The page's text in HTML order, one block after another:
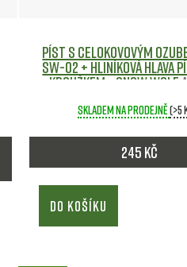
Píst s celokovovým
SW-02 + hliníková hlava
kroužkem - Snow Wolf
Skladem na prodejně(>5
245 Kč
DO KOŠÍKU